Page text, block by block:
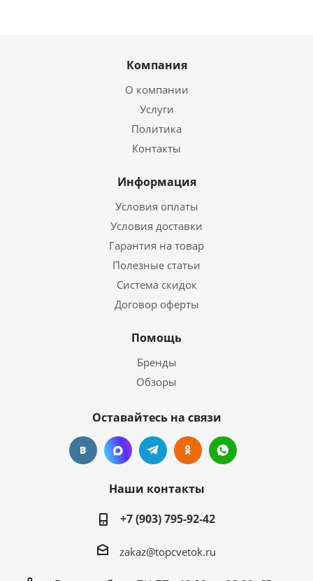
Компания
О компании
Услуги
Политика
Контакты
Информация
Условия оплаты
Условия доставки
Гарантия на товар
Полезные статьи
Система скидок
Договор оферты
Помощь
Бренды
Обзоры
Оставайтесь на связи
Наши контакты
+7 (903) 795-92-42
zakaz@topcvetok.ru